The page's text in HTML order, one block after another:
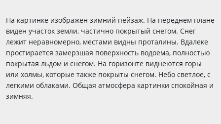
На картинке изображен зимний пейзаж. На переднем плане
виден участок земли, частично покрытый снегом. Снег
лежит неравномерно, местами видны проталины. Вдалеке
простирается замерзшая поверхность водоема, полностью
покрытая льдом и снегом. На горизонте виднеются горы
или холмы, которые также покрыты снегом. Небо светлое, с
легкими облаками. Общая атмосфера картинки спокойная и
зимняя.